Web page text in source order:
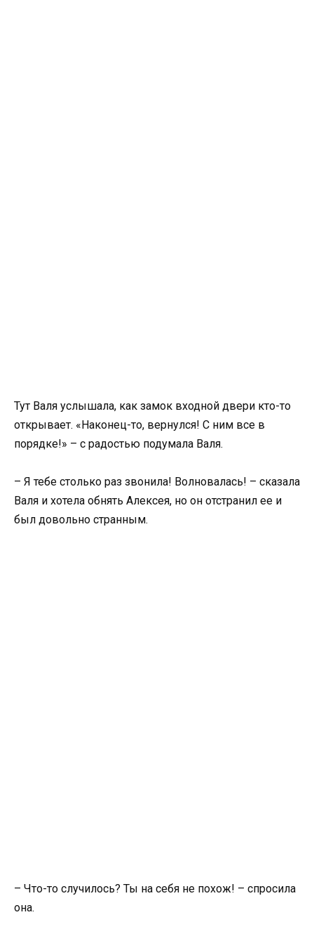
Тут Валя услышала, как замок входной двери кто-то
открывает. «Наконец-то, вернулся! С ним все в
порядке!» – с радостью подумала Валя.
– Я тебе столько раз звонила! Волновалась! – сказала
Валя и хотела обнять Алексея, но он отстранил ее и
был довольно странным.
– Что-то случилось? Ты на себя не похож! – спросила
она.